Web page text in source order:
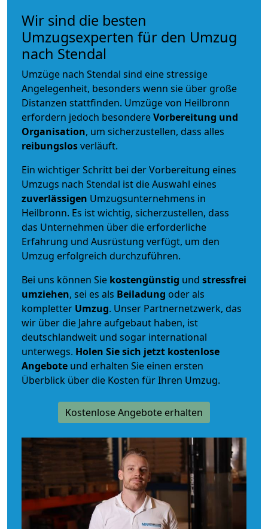
Wir sind die besten
Umzugsexperten für den Umzug
nach Stendal
Umzüge nach Stendal sind eine stressige
Angelegenheit, besonders wenn sie über große
Distanzen stattfinden. Umzüge von Heilbronn
erfordern jedoch besondereVorbereitung und
Organisation, um sicherzustellen, dass alles
reibungslosverläuft.
Ein wichtiger Schritt bei der Vorbereitung eines
Umzugs nach Stendal ist die Auswahl eines
zuverlässigen Umzugsunternehmens in
Heilbronn. Es ist wichtig, sicherzustellen, dass
das Unternehmen über die erforderliche
Erfahrung und Ausrüstung verfügt, um den
Umzug erfolgreich durchzuführen.
Bei uns können Sie kostengünstig und stressfrei
umziehen, sei es als Beiladung oder als
kompletter Umzug. Unser Partnernetzwerk, das
wir über die Jahre aufgebaut haben, ist
deutschlandweit und sogar international
unterwegs. Holen Sie sich jetzt kostenlose
Angebote und erhalten Sie einen ersten
Überblick über die Kosten für Ihren Umzug.
Kostenlose Angebote erhalten